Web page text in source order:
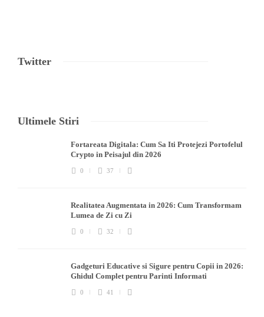
Twitter
Ultimele Stiri
Fortareata Digitala: Cum Sa Iti Protejezi Portofelul
Crypto in Peisajul din 2026
0 37
Realitatea Augmentata in 2026: Cum Transformam
Lumea de Zi cu Zi
0 32
Gadgeturi Educative si Sigure pentru Copii in 2026:
Ghidul Complet pentru Parinti Informati
0 41